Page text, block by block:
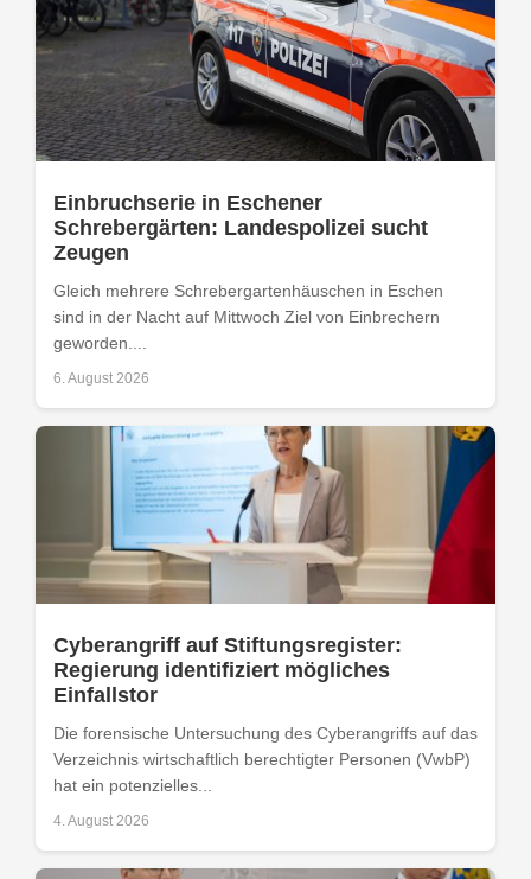
Einbruchserie in Eschener
Schrebergärten: Landespolizei sucht
Zeugen
Gleich mehrere Schrebergartenhäuschen in Eschen
sind in der Nacht auf Mittwoch Ziel von Einbrechern
geworden....
6. August 2026
Cyberangriff auf Stiftungsregister:
Regierung identifiziert mögliches
Einfallstor
Die forensische Untersuchung des Cyberangriffs auf das
Verzeichnis wirtschaftlich berechtigter Personen (VwbP)
hat ein potenzielles...
4. August 2026